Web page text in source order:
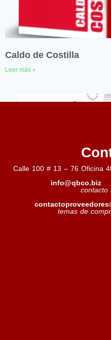
Caldo de Costilla
Leer más »
Calle 100 # 13 – 76 Oficina
info@qbco.biz
contacto
temas de